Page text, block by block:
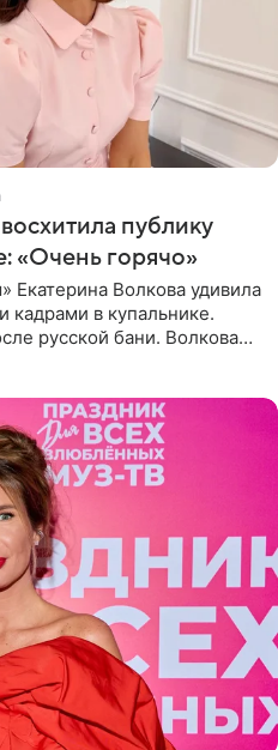
публику
«Очень горячо»
Екатерина Волкова удивила
кадрами в купальнике.
русской бани. Волкова